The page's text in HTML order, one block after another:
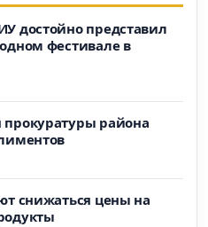
достойно представил
фестивале в
района
снижаться цены на